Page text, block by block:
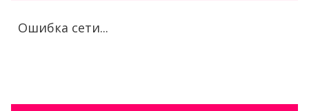
Ошибка сети...